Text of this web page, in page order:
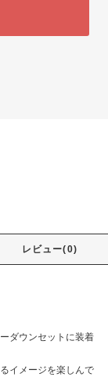
レビュー(0)
ダウンセットに装着
イメージを楽しんで